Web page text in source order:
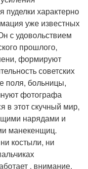
пуделки характерно
уже известных
с удовольствием
прошлого,
формируют
советских
поля, больницы,
фотографа
в этот скучный мир,
нарядами и
манекенщиц.
костыли, ни
, внимание,